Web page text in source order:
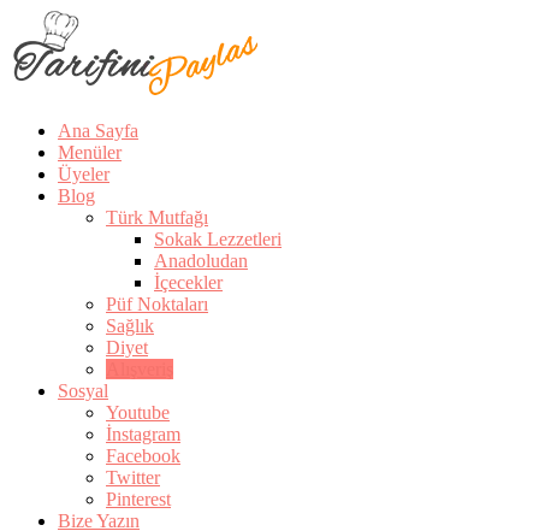
Ana Sayfa
Menüler
Üyeler
Blog
Türk Mutfağı
Sokak Lezzetleri
Anadoludan
İçecekler
Püf Noktaları
Sağlık
Diyet
Sosyal
Youtube
İnstagram
Facebook
Twitter
Pinterest
Bize Yazın